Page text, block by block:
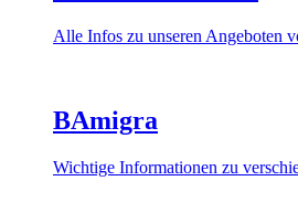
Alle Infos zu unseren Angeboten
BAmigra
Wichtige Informationen zu